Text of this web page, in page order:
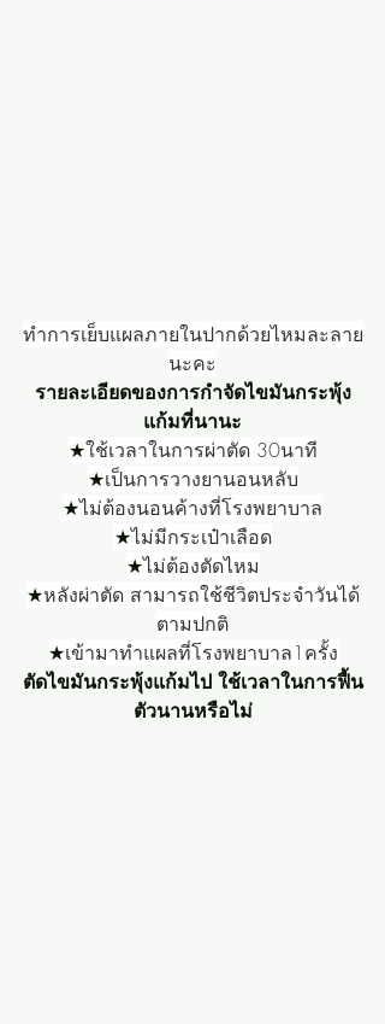
ทำการเย็บแผลภายในปากด้วยไหมละลาย
นะคะ
รายละเอียดของการกำจัดไขมันกระพุ้ง
แก้มที่นานะ
★ใช้เวลาในการผ่าตัด 30นาที
★เป็นการวางยานอนหลับ
★ไม่ต้องนอนค้างที่โรงพยาบาล
★ไม่มีกระเป๋าเลือด
★ไม่ต้องตัดไหม
★หลังผ่าตัด สามารถใช้ชีวิตประจำวันได้
ตามปกติ
★เข้ามาทำแผลที่โรงพยาบาล1ครั้ง
ตัดไขมันกระพุ้งแก้มไป ใช้เวลาในการฟื้น
ตัวนานหรือไม่